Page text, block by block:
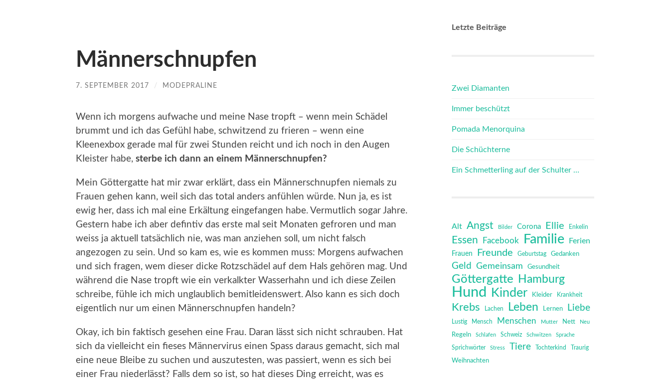
Männerschnupfen
7. SEPTEMBER 2017 / MODEPRALINE
Wenn ich morgens aufwache und meine Nase tropft – wenn mein Schädel
brummt und ich das Gefühl habe, schwitzend zu frieren – wenn eine
Kleenexbox gerade mal für zwei Stunden reicht und ich noch in den Augen
KIeister habe, sterbe ich dann an einem Männerschnupfen?
Mein Göttergatte hat mir zwar erklärt, dass ein Männerschnupfen niemals zu
Frauen gehen kann, weil sich das total anders anfühlen würde. Nun ja, es ist
ewig her, dass ich mal eine Erkältung eingefangen habe. Vermutlich sogar Jahre.
Gestern habe ich aber defintiv das erste mal seit Monaten gefroren und man
weiss ja aktuell tatsächlich nie, was man anziehen soll, um nicht falsch
angezogen zu sein. Und so kam es, wie es kommen muss: Morgens aufwachen
und sich fragen, wem dieser dicke Rotzschädel auf dem Hals gehören mag. Und
während die Nase tropft wie ein verkalkter Wasserhahn und ich diese Zeilen
schreibe, fühle ich mich unglaublich bemitleidenswert. Also kann es sich doch
eigentlich nur um einen Männerschnupfen handeln?
Okay, ich bin faktisch gesehen eine Frau. Daran lässt sich nicht schrauben. Hat
sich da vielleicht ein fieses Männervirus einen Spass daraus gemacht, sich mal
eine neue Bleibe zu suchen und auszutesten, was passiert, wenn es sich bei
einer Frau niederlässt? Falls dem so ist, so hat dieses Ding erreicht, was es
Letzte Beiträge
Zwei Diamanten
Immer beschützt
Pomada Menorquina
Die Schüchterne
Ein Schmetterling auf der Schulter …
Alt Angst Bilder Corona Ellie Enkelin
Essen Facebook Familie Ferien
Frauen Freunde Geburtstag Gedanken
Geld Gemeinsam Gesundheit
Göttergatte Hamburg
Hund Kinder Kleider Krankheit
Krebs Lachen Leben Lernen Liebe
Lustig Mensch Menschen Mutter Nett Neu
Regeln Schlafen Schweiz Schwitzen Sprache
Sprichwörter Stress Tiere Tochterkind Traurig
Weihnachten